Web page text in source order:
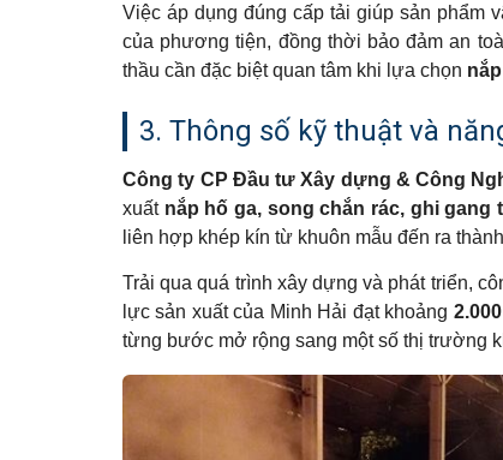
Việc áp dụng đúng cấp tải giúp sản phẩm
của phương tiện, đồng thời bảo đảm an
thầu cần đặc biệt quan tâm khi lựa chọn
3. Thông số kỹ thuật và
Công ty CP Đầu tư Xây dựng & Công
xuất nắp hố ga, song chắn rác, ghi gang
liên hợp khép kín từ khuôn mẫu đến ra
Trải qua quá trình xây dựng và phát triển,
lực sản xuất của Minh Hải đạt khoảng
từng bước mở rộng sang một số thị trường